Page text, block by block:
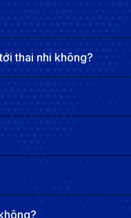
thai nhi không?